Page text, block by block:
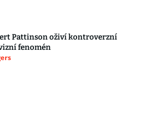
Pattinson oživí kontroverzní
fenomén